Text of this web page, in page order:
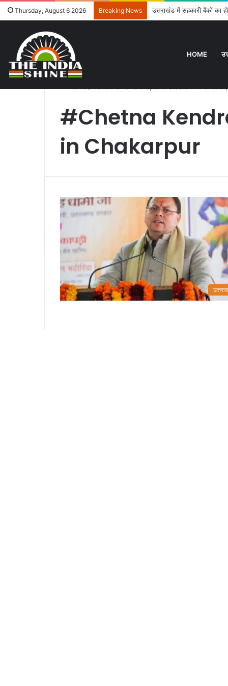
Thursday, August 6 2026 Breaking News उत्तराखंड में सहकारी बैंकों का
HOME
#Chetna
in Chakarpur